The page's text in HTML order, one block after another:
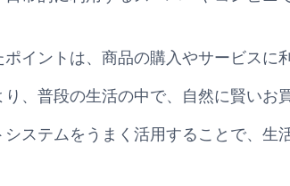
ポイントは、商品の購入やサービスに
り、普段の生活の中で、自然に賢いお
システムをうまく活用することで、生